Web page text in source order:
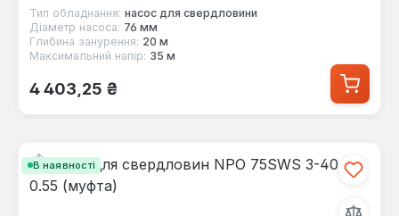
Тип обладнання: насос для свердловини
Діаметр насоса: 76 мм
Глибина занурення: 20 м
Максимальний напір: 35 м
Звичайна ціна:
4 403,25 ₴
В наявності